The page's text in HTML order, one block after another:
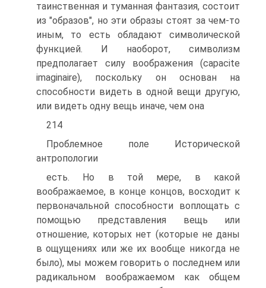
таинственная и туманная фантазия, состоит
из "об­разов", но эти образы стоят за чем-то
иным, то есть обладают сим­волической
функцией. И наоборот, символизм
предполагает силу во­ображения (capacite
imaginaire), поскольку он основан на
способности видеть в одной вещи другую,
или видеть одну вещь иначе, чем она
214
Проблемное поле Исторической
антропологии
есть. Но в той мере, в какой
воображаемое, в конце концов, восходит к
первоначальной способности воплощать с
помощью представления вещь или
отношение, которых нет (которые не даны
в ощущениях или же их вообще никогда не
было), мы можем говорить о последнем или
радикальном воображаемом как общем